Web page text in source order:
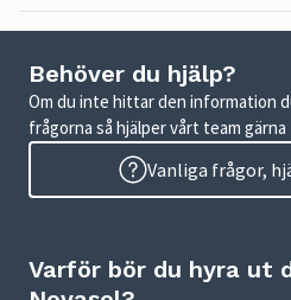
Behöver du hjälp?
Om du inte hittar den information
frågorna så hjälper vårt team gärna
Vanliga frågor,
Varför bör du hyra ut